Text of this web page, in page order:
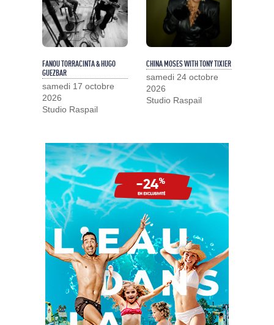
FANOU TORRACINTA & HUGO
GUEZBAR
samedi 17 octobre
2026
Studio Raspail
CHINA MOSES WITH TONY TIXIER
samedi 24 octobre
2026
Studio Raspail